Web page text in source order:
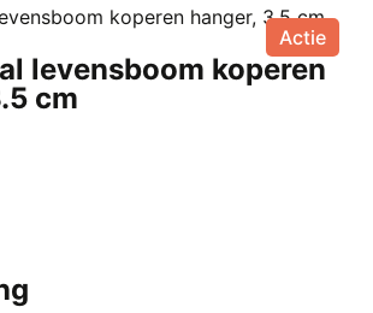
Actie
levensboom koperen
cm